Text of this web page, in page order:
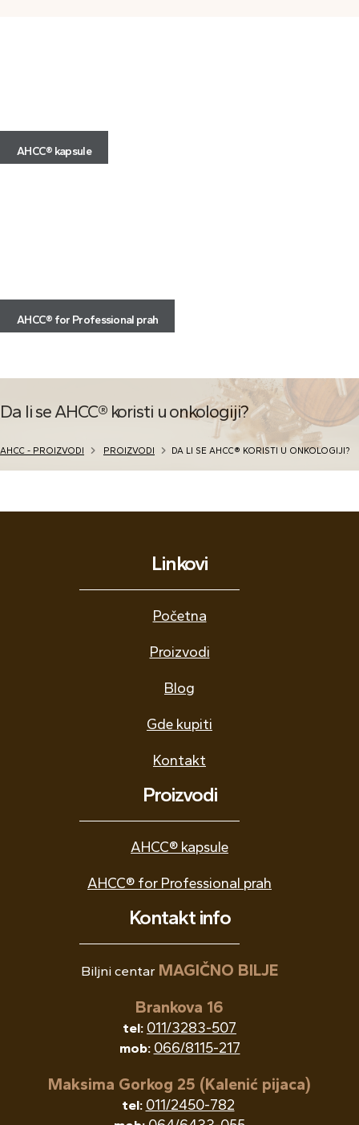
AHCC® kapsule
AHCC® for Professional prah
Da li se AHCC® koristi u onkologiji?
AHCC - PROIZVODI PROIZVODI DA LI SE AHCC® KORISTI U ONKOLOGIJI?
Linkovi
Početna
Proizvodi
Blog
Gde kupiti
Kontakt
Proizvodi
AHCC® kapsule
AHCC® for Professional prah
Kontakt info
Biljni centar MAGIČNO BILJE
Brankova 16
tel: 011/3283-507
mob: 066/8115-217
Maksima Gorkog 25 (Kalenić pijaca)
tel: 011/2450-782